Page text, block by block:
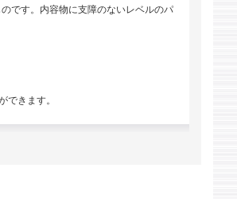
です。内容物に支障のないレベルのパ
できます。